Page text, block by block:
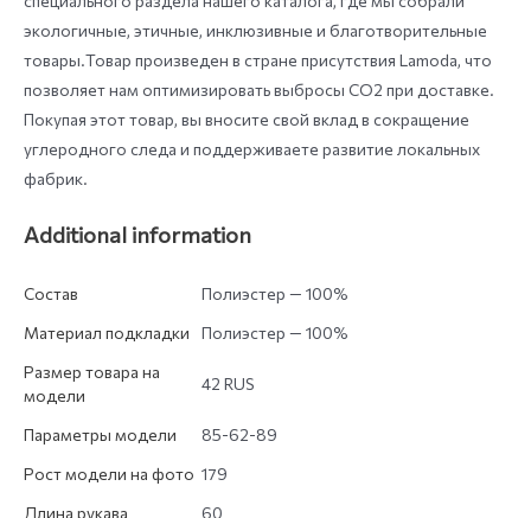
экологичные, этичные, инклюзивные и благотворительные
товары.Товар произведен в стране присутствия Lamoda, что
позволяет нам оптимизировать выбросы СО2 при доставке.
Покупая этот товар, вы вносите свой вклад в сокращение
углеродного следа и поддерживаете развитие локальных
фабрик.
Additional information
Состав
Полиэстер — 100%
Материал подкладки
Полиэстер — 100%
Размер товара на
модели
42 RUS
Параметры модели
85-62-89
Рост модели на фото 179
Длина рукава
60